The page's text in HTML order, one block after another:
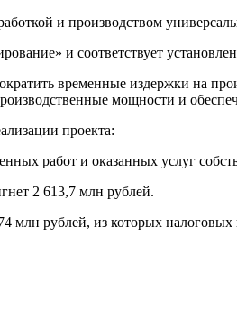
и производством
и соответствует
временные издержки на
мощности и
проекта:
работ и оказанных услуг
2 613,7 млн рублей.
рублей, из которых